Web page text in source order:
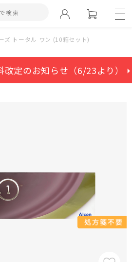
ズ トータル ワン (10箱セット)
改定のお知らせ（6/23より） ⏵